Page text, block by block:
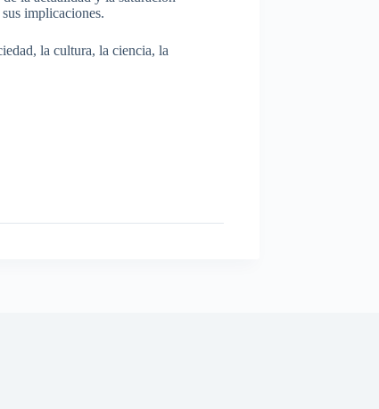
implicaciones.
la cultura, la ciencia, la